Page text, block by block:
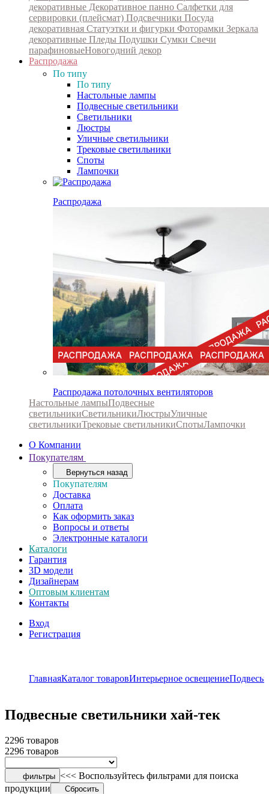
декоративные Декоративное панно Салфетки для
сервировки (плейсмат) Подсвечники Посуда
декоративная Статуэтки и фигурки Фоторамки Зеркала
декоративные Пледы Подушки Сумки Свечи
парафиновыеНовогодний декор
Распродажа
По типу
По типу
Настольные лампы
Подвесные светильники
Светильники
Люстры
Уличные светильники
Трековые светильники
Споты
Лампочки
Распродажа
Распродажа потолочных вентиляторов
Настольные лампыПодвесные
светильникиСветильникиЛюстрыУличные
светильникиТрековые светильникиСпотыЛампочки
О Компании
Покупателям
Вернуться назад
Покупателям
Доставка
Оплата
Как оформить заказ
Вопросы и ответы
Электронные каталоги
Каталоги
Гарантия
3D модели
Дизайнерам
Оптовым клиентам
Контакты
Вход
Регистрация
ГлавнаяКаталог товаровИнтерьерное освещениеПодвесы
Подвесные светильники хай-тек
2296 товаров
2296 товаров
фильтры <<< Воспользуйтесь фильтрами для поиска
продукции
Сбросить